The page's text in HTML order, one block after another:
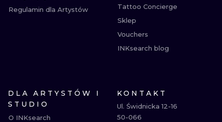
Regulamin dla Artystów
Tattoo Concierge
Sklep
Vouchers
INKsearch blog
DLA ARTYSTÓW I
STUDIO
O INKsearch
KONTAKT
Ul. Świdnicka 12-16
50-066